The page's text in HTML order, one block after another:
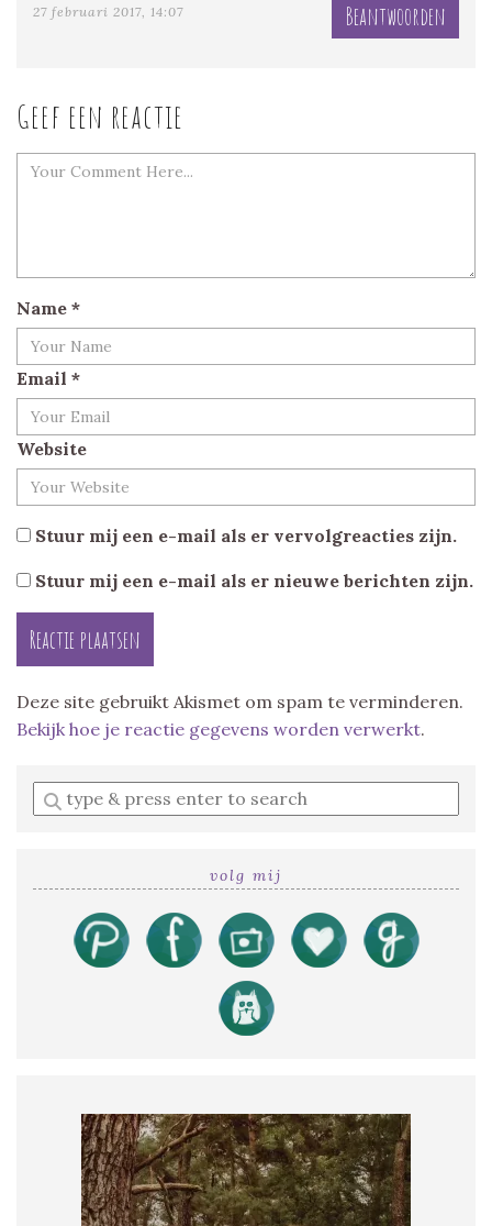
27 februari 2017, 14:07 Beantwoorden
Geef een reactie
Name *
Email *
Website
Stuur mij een e-mail als er vervolgreacties zijn.
Stuur mij een e-mail als er nieuwe berichten zijn.
Deze site gebruikt Akismet om spam te verminderen.
Bekijk hoe je reactie gegevens worden verwerkt.
Enter
a
volg mij